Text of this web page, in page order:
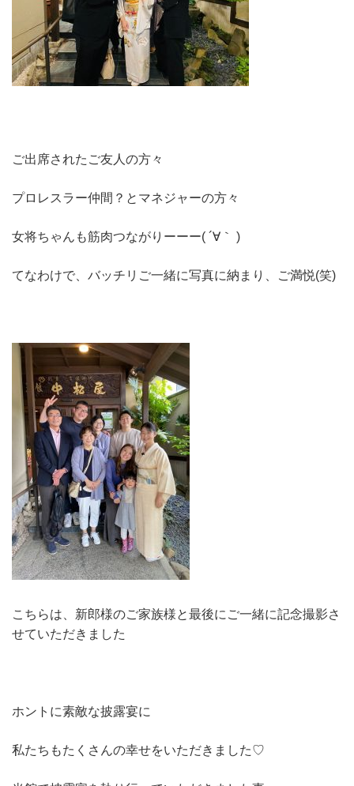
ご出席されたご友人の方々
プロレスラー仲間？とマネジャーの方々
女将ちゃんも筋肉つながりーーー( ´∀｀ )
てなわけで、バッチリご一緒に写真に納まり、ご満悦(笑)
こちらは、新郎様のご家族様と最後にご一緒に記念撮影さ
せていただきました
ホントに素敵な披露宴に
私たちもたくさんの幸せをいただきました♡